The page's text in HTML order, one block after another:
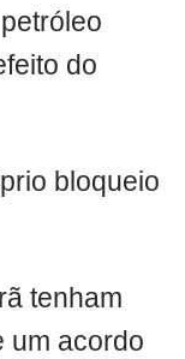
do
bloqueio
tenham
um acordo